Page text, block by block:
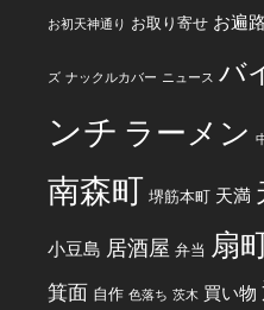
お初天神通り お取り寄せ お遍
ズ ナックルカバー ニュース バ
ンチ ラーメン
南森町 堺筋本町 天満
小豆島 居酒屋 弁当 扇
箕面 自作 色落ち 茨木 買い物